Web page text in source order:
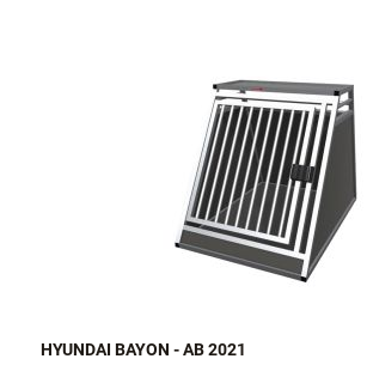
HYUNDAI BAYON - AB 2021